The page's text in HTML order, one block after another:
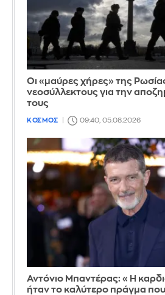
Οι «μαύρες χήρες» της
νεοσύλλεκτους για την
τους
ΚΟΣΜΟΣ 09:40, 05.08.2026
Αντόνιο Μπαντέρας: «Η
ήταν το καλύτερο πράγμα